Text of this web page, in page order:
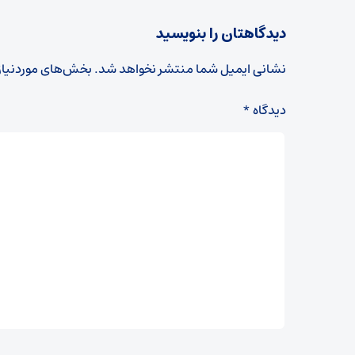
دیدگاهتان را بنویسید
نشانی ایمیل شما منتشر نخواهد شد.بخش‌های
دیدگاه*